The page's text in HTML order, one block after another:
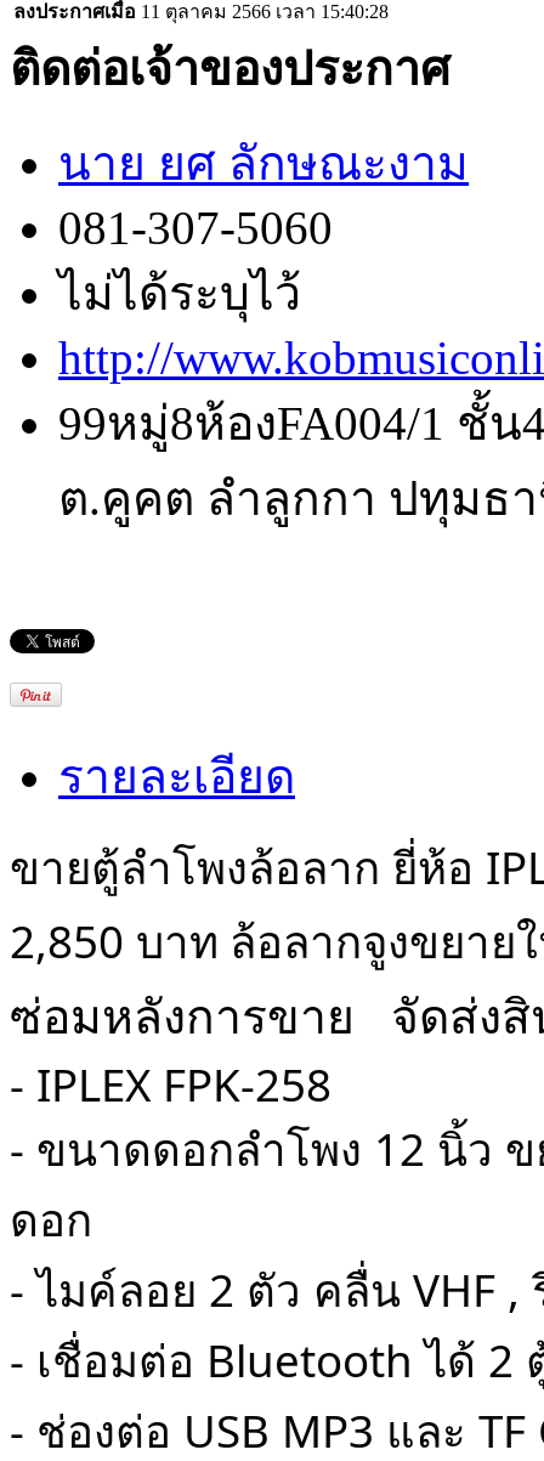
ลงประกาศเมื่อ 11 ตุลาคม 2566 เวลา 15:40:28
ติดต่อเจ้าของประกาศ
นาย ยศ ลักษณะงาม
081-307-5060
ไม่ได้ระบุไว้
http://
99หมู่8ห้องFA004/1 ชั้
ต.คูคต ลำลูกกา ปทุมธา
รายละเอียด
ขายตู้ลำโพงล้อลาก ยี่ห้อ
2,850 บาท ล้อลากจูงขยาย
ซ่อมหลังการขาย จัดส่งสิ
- IPLEX FPK-258
- ขนาดดอกลำโพง 12 นิ้ว
ดอก
- ไมค์ลอย 2 ตัว คลื่น VHF
- เชื่อมต่อ Bluetooth ได้ 2
- ช่องต่อ USB MP3 และ TF